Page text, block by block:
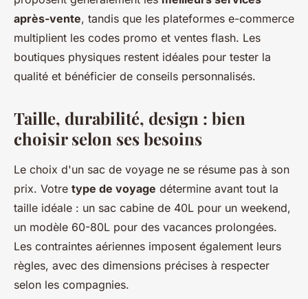
après-vente, tandis que les plateformes e-commerce
multiplient les codes promo et ventes flash. Les
boutiques physiques restent idéales pour tester la
qualité et bénéficier de conseils personnalisés.
Taille, durabilité, design : bien
choisir selon ses besoins
Le choix d'un sac de voyage ne se résume pas à son
prix. Votre type de voyage détermine avant tout la
taille idéale : un sac cabine de 40L pour un weekend,
un modèle 60-80L pour des vacances prolongées.
Les contraintes aériennes imposent également leurs
règles, avec des dimensions précises à respecter
selon les compagnies.